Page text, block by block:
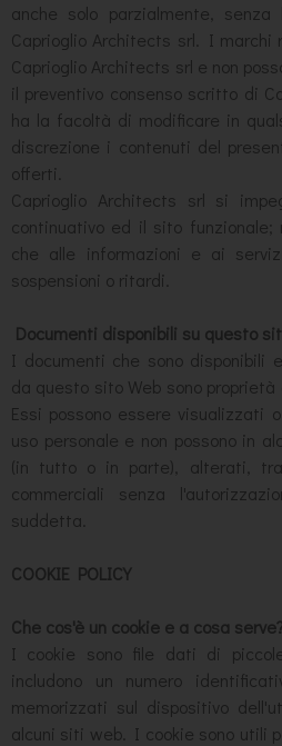
anche solo parzialmente,
Caprioglio Architects srl. I
Caprioglio Architects srl e non
il preventivo consenso scritto di
ha la facoltà di modificare in
discrezione i contenuti del
offerti.
Caprioglio Architects srl si
continuativo ed il sito
che alle informazioni e ai
sospensioni o ritardi.
Documenti disponibili su questo
I documenti che sono disponibili
da questo sito Web sono proprietà
Essi possono essere visualizzati
uso personale e non possono in
(in tutto o in parte), alterati,
commerciali senza
suddetta.
COOKIE POLICY
Che cos'è un cookie e a cosa serve?
I cookie sono file dati di
includono un numero
memorizzati sul dispositivo
alcuni siti web. I cookie sono utili